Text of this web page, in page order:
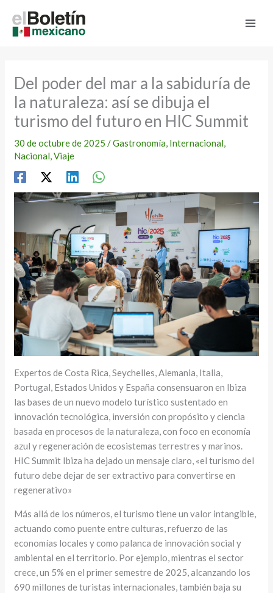
contenido
Del poder del mar a la sabiduría de
la naturaleza: así se dibuja el
turismo del futuro en HIC Summit
30 de octubre de 2025/Gastronomía, Internacional,
Nacional,Viaje
Expertos de Costa Rica, Seychelles, Alemania, Italia,
Portugal, Estados Unidos y España consensuaron en Ibiza
las bases de un nuevo modelo turístico sustentado en
innovación tecnológica, inversión con propósito y ciencia
basada en procesos de la naturaleza, con foco en economía
azul y regeneración de ecosistemas terrestres y marinos.
HIC Summit Ibiza ha dejado un mensaje claro, «el turismo del
futuro debe dejar de ser extractivo para convertirse en
regenerativo»
Más allá de los números, el turismo tiene un valor intangible,
actuando como puente entre culturas, refuerzo de las
economías locales y como palanca de innovación social y
ambiental en el territorio. Por ejemplo, mientras el sector
crece, un 5% en el primer semestre de 2025, alcanzando los
690 millones de turistas internacionales, también baja su